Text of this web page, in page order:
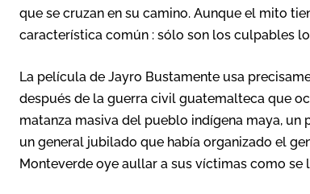
que se cruzan en su camino. Aunque el mito
característica común : sólo son los culpables
La película de Jayro Bustamente usa
después de la guerra civil guatemalteca que
matanza masiva del pueblo indígena maya,
un general jubilado que había organizado el
Monteverde oye aullar a sus víctimas como